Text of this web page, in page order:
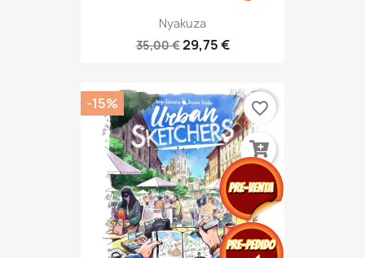
Nyakuza
35,00 €29,75 €
-15% favorite_border